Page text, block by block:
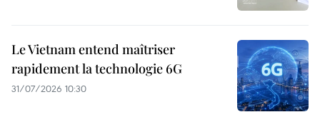
Le Vietnam entend maîtriser
rapidement la technologie 6G
31/07/2026 10:30